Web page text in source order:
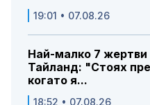
19:01 • 07.08.26
Най-малко 7 жертви
Тайланд: "Стоях
когато я...
18:52 • 07.08.26